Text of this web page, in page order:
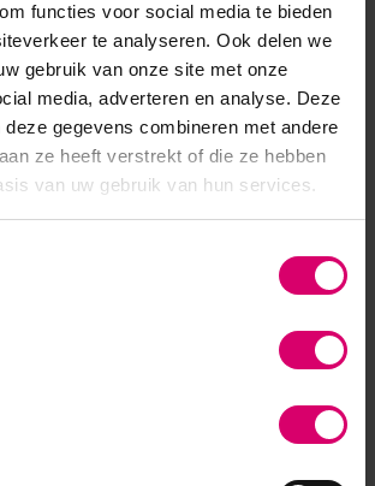
functies voor social media te bieden
te analyseren. Ook delen we
gebruik van onze site met onze
media, adverteren en analyse. Deze
deze gegevens combineren met andere
ze heeft verstrekt of die ze hebben
van uw gebruik van hun services.
41369
571190